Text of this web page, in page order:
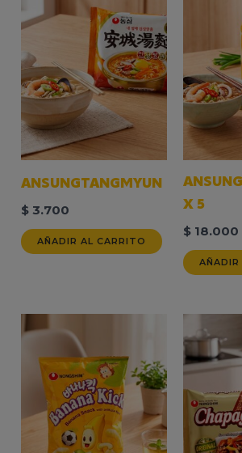
ANSUNGTANGMYUN
$ 3.700
AÑADIR AL CARRITO
X 5
$18.000